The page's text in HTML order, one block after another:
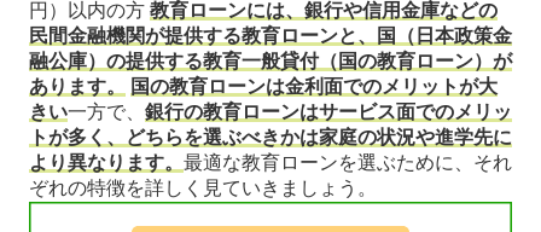
円）以内の方 教育ローンには、銀行や信用金庫などの
民間金融機関が提供する教育ローンと、国（日本政策金
融公庫）の提供する教育一般貸付（国の教育ローン）が
あります。
国の教育ローンは金利面でのメリットが大
きい一方で、 銀行の教育ローンはサービス面でのメリッ
トが多く、どちらを選ぶべきかは家庭の状況や進学先に
より異なります。 最適な教育ローンを選ぶために、それ
ぞれの特徴を詳しく見ていきましょう。